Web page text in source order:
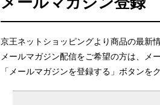
京王ネットショッピングより商品の最新
メールマガジン配信をご希望の方は、メ
「メールマガジンを登録する」ボタンを